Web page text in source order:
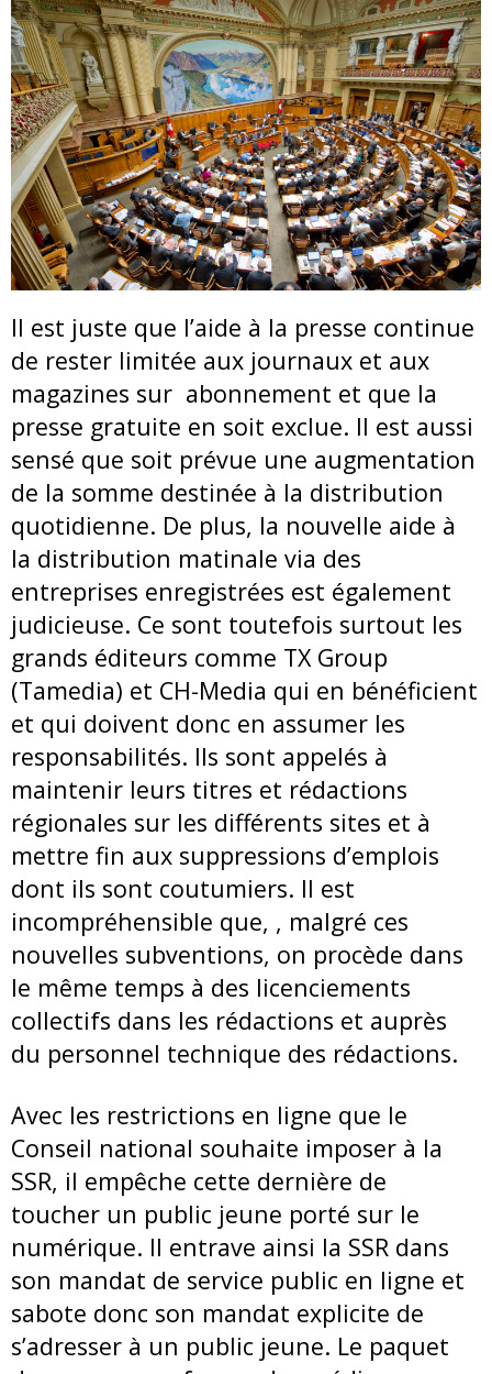
Il est juste que l’aide à la presse continue
de rester limitée aux journaux et aux
magazines sur abonnement et que la
presse gratuite en soit exclue. Il est aussi
sensé que soit prévue une augmentation
de la somme destinée à la distribution
quotidienne. De plus, la nouvelle aide à
la distribution matinale via des
entreprises enregistrées est également
judicieuse. Ce sont toutefois surtout les
grands éditeurs comme TX Group
(Tamedia) et CH-Media qui en bénéficient
et qui doivent donc en assumer les
responsabilités. Ils sont appelés à
maintenir leurs titres et rédactions
régionales sur les différents sites et à
mettre fin aux suppressions d’emplois
dont ils sont coutumiers. Il est
incompréhensible que, , malgré ces
nouvelles subventions, on procède dans
le même temps à des licenciements
collectifs dans les rédactions et auprès
du personnel technique des rédactions.
Avec les restrictions en ligne que le
Conseil national souhaite imposer à la
SSR, il empêche cette dernière de
toucher un public jeune porté sur le
numérique. Il entrave ainsi la SSR dans
son mandat de service public en ligne et
sabote donc son mandat explicite de
s’adresser à un public jeune. Le paquet